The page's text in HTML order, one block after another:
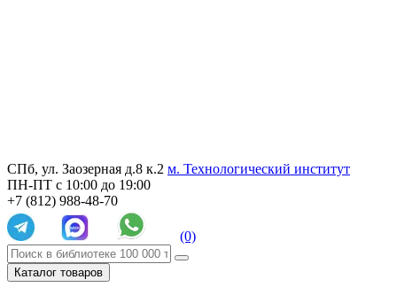
СПб, ул. Заозерная д.8 к.2 м. Технологический институт
ПН-ПТ с 10:00 до 19:00
+7 (812) 988-48-70
(0)
Каталог товаров